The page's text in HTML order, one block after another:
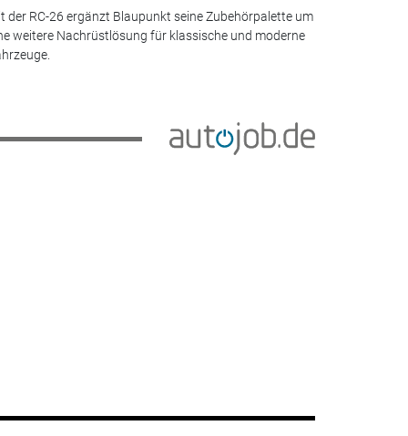
der RC-26 ergänzt Blaupunkt seine Zubehörpalette um
weitere Nachrüstlösung für klassische und moderne